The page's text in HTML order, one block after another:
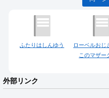
ふたりはしんゆう
ローベルおじ
このマザー
外部リンク